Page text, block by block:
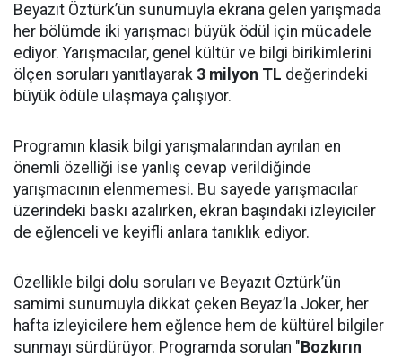
Beyazıt Öztürk’ün sunumuyla ekrana gelen yarışmada
her bölümde iki yarışmacı büyük ödül için mücadele
ediyor. Yarışmacılar, genel kültür ve bilgi birikimlerini
ölçen soruları yanıtlayarak 3 milyon TL değerindeki
büyük ödüle ulaşmaya çalışıyor.
Programın klasik bilgi yarışmalarından ayrılan en
önemli özelliği ise yanlış cevap verildiğinde
yarışmacının elenmemesi. Bu sayede yarışmacılar
üzerindeki baskı azalırken, ekran başındaki izleyiciler
de eğlenceli ve keyifli anlara tanıklık ediyor.
Özellikle bilgi dolu soruları ve Beyazıt Öztürk’ün
samimi sunumuyla dikkat çeken Beyaz’la Joker, her
hafta izleyicilere hem eğlence hem de kültürel bilgiler
sunmayı sürdürüyor. Programda sorulan " Bozkırın